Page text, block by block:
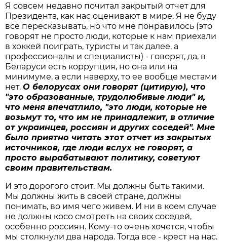
Я совсем недавно почитал закрытый отчет для
Президента, как нас оценивают в мире. Я не буду
все пересказывать, но что мне понравилось (это
говорят не просто люди, которые к нам приехали
в хоккей поиграть, туристы и так далее, а
профессионалы и специалисты) - говорят, да, в
Беларуси есть коррупция, но она или на
минимуме, а если наверху, то ее вообще местами
нет.О белорусах они говорят (цитирую), что
"это образованные, трудолюбивые люди" и,
что меня впечатлило, "это люди, которые не
возьмут то, что им не принадлежит, в отличие
от украинцев, россиян и других соседей". Мне
было приятно читать этот отчет из закрытых
источников, где люди вслух не говорят, а
просто вырабатывают политику, советуют
своим правительствам.
И это дорогого стоит. Мы должны быть такими.
Мы должны жить в своей стране, должны
понимать, во имя чего живем. И ни в коем случае
не должны косо смотреть на своих соседей,
особенно россиян. Кому-то очень хочется, чтобы
мы столкнули два народа. Тогда все - крест на нас.